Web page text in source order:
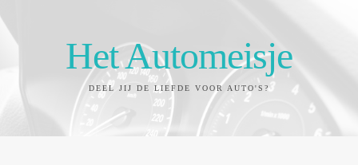
Het Automeisje
DEEL JIJ DE LIEFDE VOOR AUTO'S?